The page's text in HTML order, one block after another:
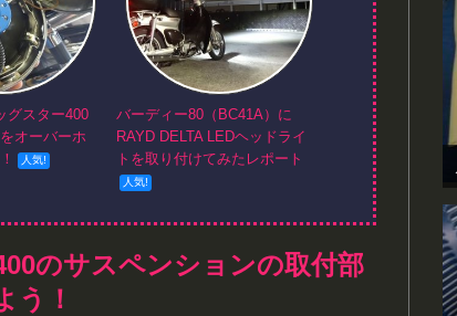
グスター400
オーバーホ
バーディー80（BC41A）に
RAYD DELTA LEDヘッドライ
トを取り付けてみたレポート
のサスペンションの取付部
う！